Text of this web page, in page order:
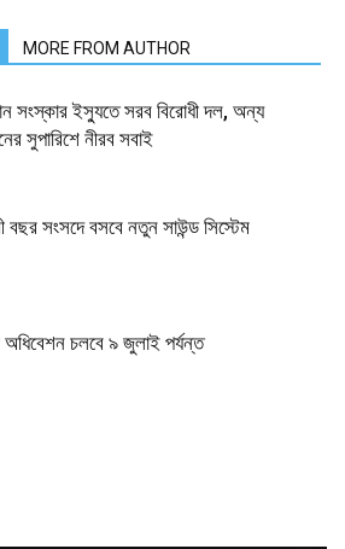
MORE FROM AUTHOR
সংস্কার ইস্যুতে সরব বিরোধী দল, অন্য
সুপারিশে নীরব সবাই
বছর সংসদে বসবে নতুন সাউন্ড সিস্টেম
অধিবেশন চলবে ৯ জুলাই পর্যন্ত